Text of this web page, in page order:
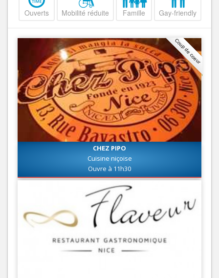
Ouverts Mobilité réduite Famille Gay-friendly
Coup de coeur
CHEZ PIPO
Cuisine niçoise
Ouvre à 11h30